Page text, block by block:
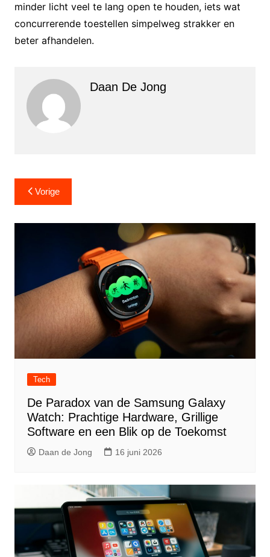
minder licht veel te lang open te houden, iets wat
concurrerende toestellen simpelweg strakker en
beter afhandelen.
Daan De Jong
Bericht
navigatie
Vorige
Tech
De Paradox van de Samsung Galaxy
Watch: Prachtige Hardware, Grillige
Software en een Blik op de Toekomst
Daan de Jong 16 juni 2026